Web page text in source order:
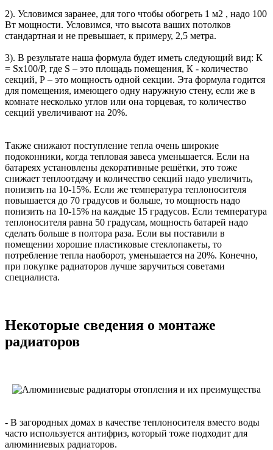
2). Условимся заранее, для того чтобы обогреть 1 м2 , надо 100
Вт мощности. Условимся, что высота ваших потолков
стандартная и не превышает, к примеру, 2,5 метра.
3). В результате наша формула будет иметь следующий вид: К
= Sх100/P, где S – это площадь помещения, К - количество
секций, Р – это мощность одной секции. Эта формула годится
для помещения, имеющего одну наружную стену, если же в
комнате несколько углов или она торцевая, то количество
секций увеличивают на 20%.
Также снижают поступление тепла очень широкие
подоконники, когда тепловая завеса уменьшается. Если на
батареях установлены декоративные решётки, это тоже
снижает теплоотдачу и количество секций надо увеличить,
понизить на 10-15%. Если же температура теплоносителя
повышается до 70 градусов и больше, то мощность надо
понизить на 10-15% на каждые 15 градусов. Если температура
теплоносителя равна 50 градусам, мощность батарей надо
сделать больше в полтора раза. Если вы поставили в
помещении хорошие пластиковые стеклопакеты, то
потребление тепла наоборот, уменьшается на 20%. Конечно,
при покупке радиаторов лучше заручиться советами
специалиста.
Некоторые сведения о монтаже
радиаторов
- В загородных домах в качестве теплоносителя вместо воды
часто используется антифриз, который тоже подходит для
алюминиевых радиаторов.